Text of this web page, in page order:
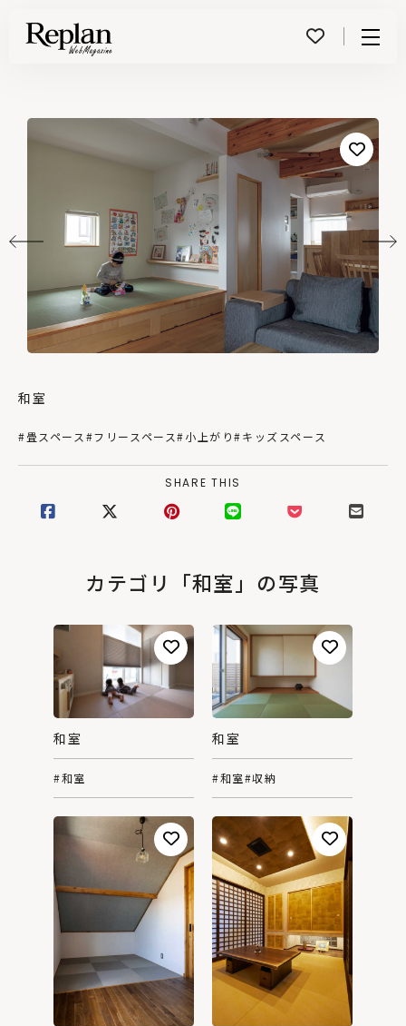
和室
#畳スペース #フリースペース#小上がり#キッズスペース
SHARE THIS
カテゴリ「和室」の写真
和室
#和室
和室
#和室#収納